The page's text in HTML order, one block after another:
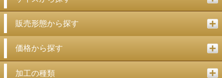
販売形態から探す
価格から探す
加工の種類